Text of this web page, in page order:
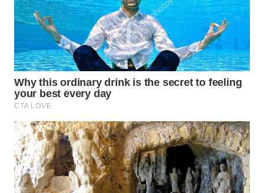
SUMEDANG
WN
CIANJUR
WN
KEPULAUAN
SERIBU
WN
TANGERANG
WN